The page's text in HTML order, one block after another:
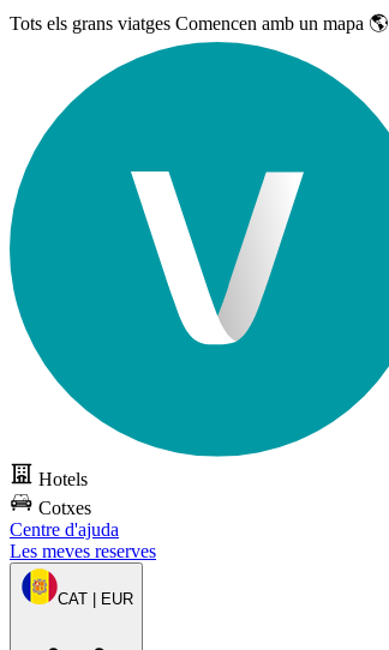
Tots els grans viatges Comencen amb un mapa 🌎
Hotels
Cotxes
Centre d'ajuda
Les meves reserves
CAT | EUR